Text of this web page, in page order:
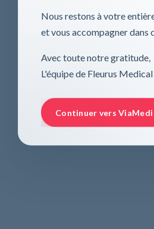
Nous restons à votre
et vous accompagner dans
Avec toute notre gratitude,
L'équipe de Fleurus Medical
Continuer vers ViaMedi